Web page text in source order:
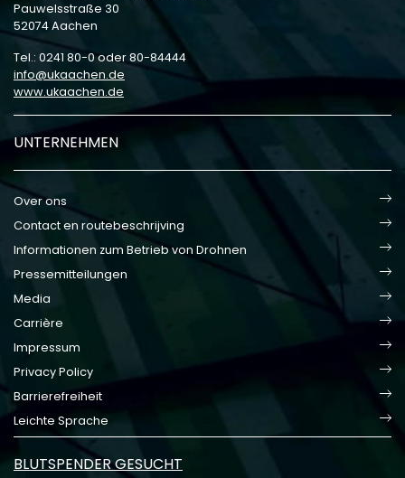
Pauwelsstraße 30
52074 Aachen
Tel.: 0241 80-0 oder 80-84444
info
ukaachen de
www.ukaachen.de
UNTERNEHMEN
Over ons
Contact en routebeschrijving
Informationen zum Betrieb von Drohnen
Pressemitteilungen
Media
Carrière
Impressum
Privacy Policy
Barrierefreiheit
Leichte Sprache
BLUTSPENDER GESUCHT